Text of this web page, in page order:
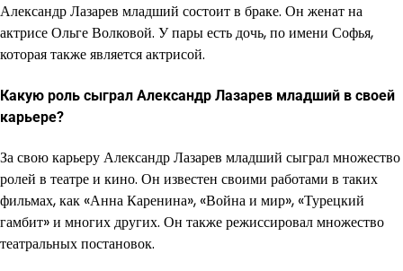
Александр Лазарев младший состоит в браке. Он женат на
актрисе Ольге Волковой. У пары есть дочь, по имени Софья,
которая также является актрисой.
Какую роль сыграл Александр Лазарев младший в своей
карьере?
За свою карьеру Александр Лазарев младший сыграл множество
ролей в театре и кино. Он известен своими работами в таких
фильмах, как «Анна Каренина», «Война и мир», «Турецкий
гамбит» и многих других. Он также режиссировал множество
театральных постановок.